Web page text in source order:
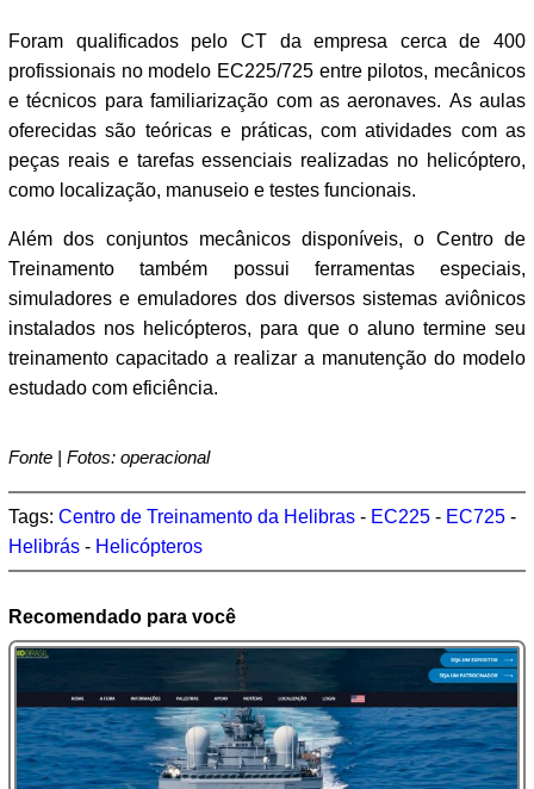
Foram qualificados pelo CT da empresa cerca de 400
profissionais no modelo EC225/725 entre pilotos, mecânicos
e técnicos para familiarização com as aeronaves. As aulas
oferecidas são teóricas e práticas, com atividades com as
peças reais e tarefas essenciais realizadas no helicóptero,
como localização, manuseio e testes funcionais.
Além dos conjuntos mecânicos disponíveis, o Centro de
Treinamento também possui ferramentas especiais,
simuladores e emuladores dos diversos sistemas aviônicos
instalados nos helicópteros, para que o aluno termine seu
treinamento capacitado a realizar a manutenção do modelo
estudado com eficiência.
Fonte | Fotos: operacional
Tags: Centro de Treinamento da Helibras - EC225 - EC725 -
Helibrás - Helicópteros
Recomendado para você